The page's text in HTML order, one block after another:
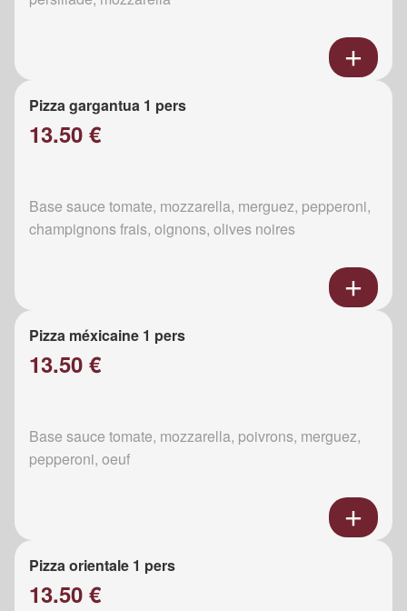
Pizza gargantua 1 pers
13.50 €
Base sauce tomate, mozzarella, merguez, pepperoni,
champignons frais, oignons, olives noires
Pizza méxicaine 1 pers
13.50 €
Base sauce tomate, mozzarella, poivrons, merguez,
pepperoni, oeuf
Pizza orientale 1 pers
13.50 €